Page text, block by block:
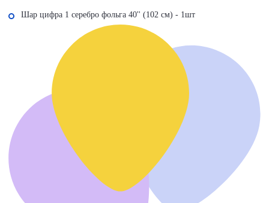
Шар цифра 1 серебро фольга 40'' (102 см) - 1шт